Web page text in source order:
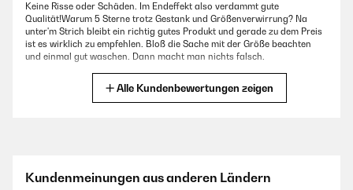
Keine Risse oder Schäden. Im Endeffekt also verdammt gute
Qualität!Warum 5 Sterne trotz Gestank und Größenverwirrung? Na
unter'm Strich bleibt ein richtig gutes Produkt und gerade zu dem Preis
ist es wirklich zu empfehlen. Bloß die Sache mit der Größe beachten
und einmal gut waschen. Dann macht man nichts falsch.
Hält sehr gut warm und fühlt sich gut an der Haut an als ob man es
nicht tragen würde :1)
Alle Kundenbewertungen zeigen
Kundenmeinungen aus anderen Ländern